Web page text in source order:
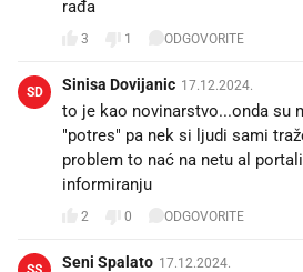
rađa
3 1 ODGOVORITE
SD Sinisa Dovijanic 17.12.2024.
to je kao novinarstvo...onda su
"potres" pa nek si ljudi sami
problem to nać na netu al
informiranju
2 0 ODGOVORITE
Seni Spalato 17.12.2024.